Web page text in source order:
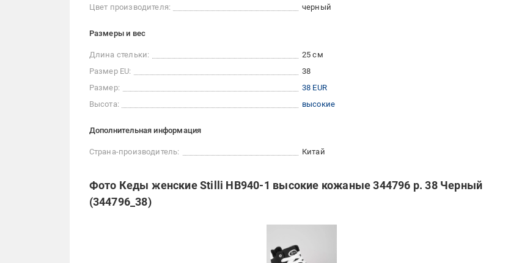
Цвет производителя:
черный
Размеры и вес
Длина стельки:
25 см
Размер EU:
38
Размер:
38 EUR
Высота:
высокие
Дополнительная информация
Страна-производитель: Китай
Фото Кеды женские Stilli HB940-1 высокие кожаные 344796 р. 38 Черный
(344796_38)